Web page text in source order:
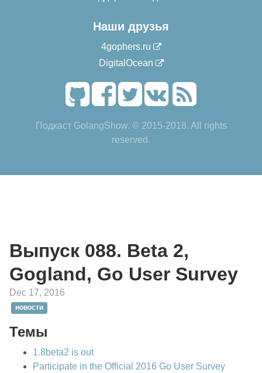
Наши друзья
4gophers.ru
DigitalOcean
Подкаст GolangShow. © 2015-2018. All rights
reserved.
Выпуск 088. Beta 2,
Gogland, Go User Survey
Dec 17, 2016
новости
Темы
1.8beta2 is out
Participate in the Official 2016 Go User Survey